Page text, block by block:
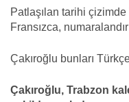
Patlaşılan tarihi
Fransızca,
Çakıroğlu bunları
Çakıroğlu, Trabzon